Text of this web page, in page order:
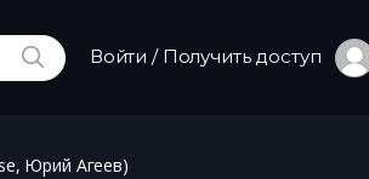
ИСКАТЬВойти / Получить доступ
Юрий Агеев)